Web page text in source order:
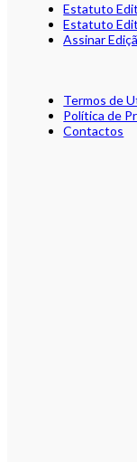
Estatuto
Estatuto
Assinar
Termos de
Política de
Contactos